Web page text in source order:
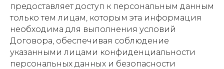
предоставляет доступ к персональным данным
только тем лицам, которым эта информация
необходима для выполнения условий
Договора, обеспечивая соблюдение
указанными лицами конфиденциальности
персональных данных и безопасности